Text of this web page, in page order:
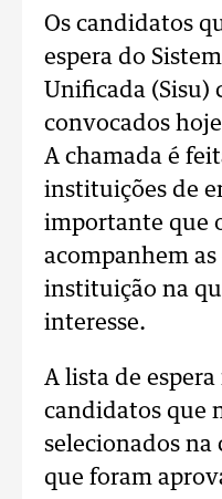
Os candidatos
espera do
Unificada (Sisu)
convocados
A chamada é
instituições de
importante que
acompanhem
instituição na
interesse.
A lista de
candidatos que
selecionados na
que foram